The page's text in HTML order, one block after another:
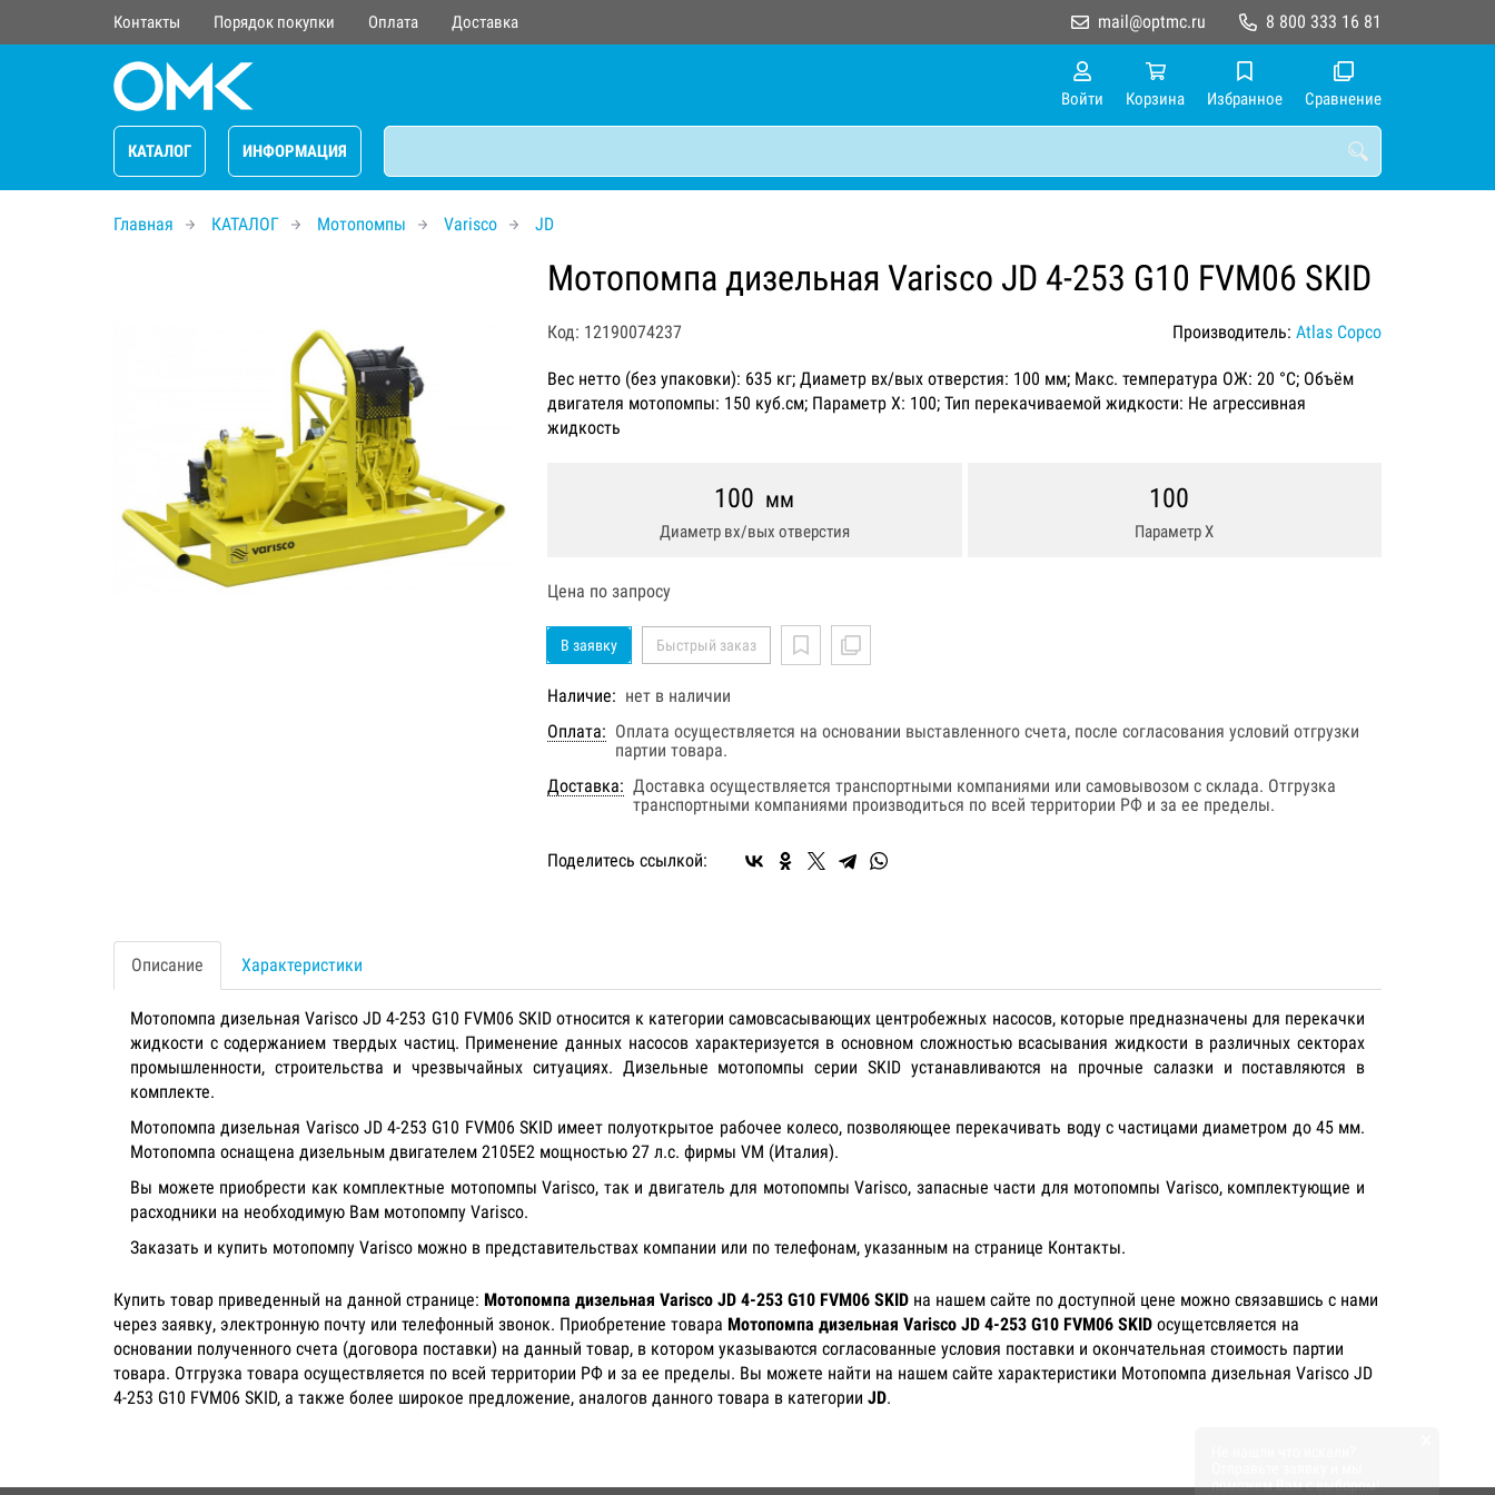
Контакты Порядок покупки Оплата Доставка 8 800 333 16 81
mail@optmc.ru
Войти Корзина Избранное Сравнение
КАТАЛОГ ИНФОРМАЦИЯ
Главная КАТАЛОГ Мотопомпы Varisco JD
Мотопомпа дизельная Varisco JD 4-253 G10 FVM06 SKID
Код: 12190074237 Производитель: Atlas Copco
Вес нетто (без упаковки): 635 кг; Диаметр вх/вых отверстия: 100 мм; Макс. температура ОЖ: 20 °C; Объём
двигателя мотопомпы: 150 куб.см; Параметр Х: 100; Тип перекачиваемой жидкости: Не агрессивная
жидкость
100 мм
Диаметр вх/вых отверстия
100
Параметр Х
Цена по запросу
В заявку Быстрый заказ
Наличие: нет в наличии
Оплата: Оплата осуществляется на основании выставленного счета, после согласования условий отгрузки
партии товара.
Доставка: Доставка осуществляется транспортными компаниями или самовывозом с склада. Отгрузка
транспортными компаниями производиться по всей территории РФ и за ее пределы.
Поделитесь ссылкой:
Описание Характеристики
Мотопомпа дизельная Varisco JD 4-253 G10 FVM06 SKID относится к категории самовсасывающих центробежных насосов, которые предназначены для перекачки
жидкости с содержанием твердых частиц. Применение данных насосов характеризуется в основном сложностью всасывания жидкости в различных секторах
промышленности, строительства и чрезвычайных ситуациях. Дизельные мотопомпы серии SKID устанавливаются на прочные салазки и поставляются в
комплекте.
Мотопомпа дизельная Varisco JD 4-253 G10 FVM06 SKID имеет полуоткрытое рабочее колесо, позволяющее перекачивать воду с частицами диаметром до 45 мм.
Мотопомпа оснащена дизельным двигателем 2105E2 мощностью 27 л.с. фирмы VM (Италия).
Вы можете приобрести как комплектные мотопомпы Varisco, так и двигатель для мотопомпы Varisco, запасные части для мотопомпы Varisco, комплектующие и
расходники на необходимую Вам мотопомпу Varisco.
Заказать и купить мотопомпу Varisco можно в представительствах компании или по телефонам, указанным на странице Контакты.
Купить товар приведенный на данной странице: Мотопомпа дизельная Varisco JD 4-253 G10 FVM06 SKID на нашем сайте по доступной цене можно связавшись с нами
через заявку, электронную почту или телефонный звонок. Приобретение товара Мотопомпа дизельная Varisco JD 4-253 G10 FVM06 SKID осущетсвляется на
основании полученного счета (договора поставки) на данный товар, в котором указываются согласованные условия поставки и окончательная стоимость партии
товара. Отгрузка товара осуществляется по всей территории РФ и за ее пределы. Вы можете найти на нашем сайте характеристики Мотопомпа дизельная Varisco JD
4-253 G10 FVM06 SKID, а также более широкое предложение, аналогов данного товара в категории JD.
поможем Вам с выбором!